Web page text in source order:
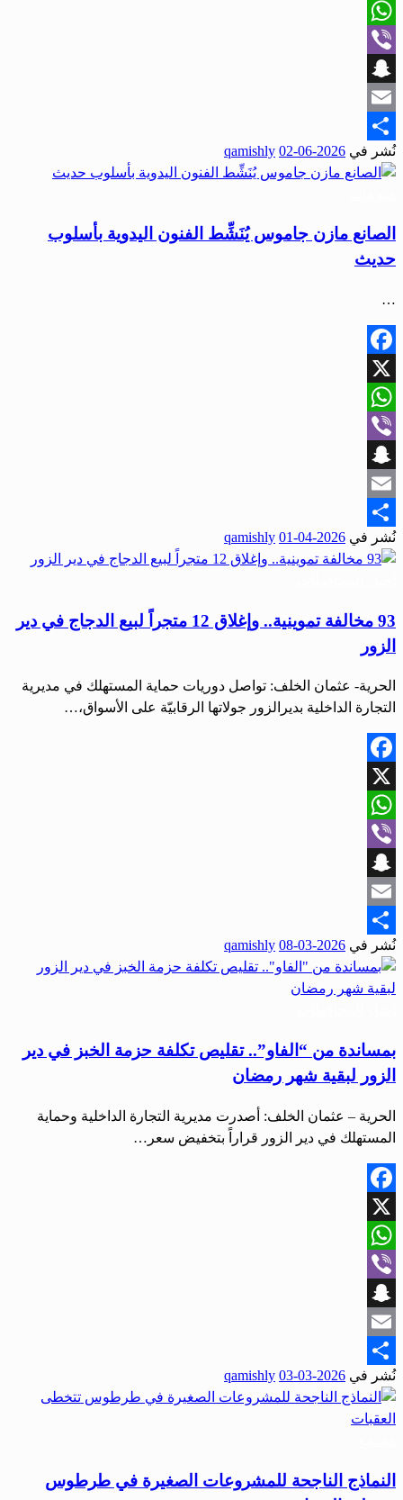
X
WhatsApp
Viber
Snapchat
Email
Share
نُشر في 2026-06-02
qamishly
الصانع مازن جاموس يُنَشِّط الفنون اليدوية بأسلوب
حديث
…
Facebook
X
WhatsApp
Viber
Snapchat
Email
Share
نُشر في 2026-04-01
qamishly
93 مخالفة تموينية.. وإغلاق 12 متجراً لبيع الدجاج في دير
الزور
الحرية- عثمان الخلف: تواصل دوريات حماية المستهلك في مديرية
التجارة الداخلية بديرالزور جولاتها الرقابيّة على الأسواق،…
Facebook
X
WhatsApp
Viber
Snapchat
Email
Share
نُشر في 2026-03-08
qamishly
بمساندة من “الفاو”.. تقليص تكلفة حزمة الخبز في دير
الزور لبقية شهر رمضان
الحرية – عثمان الخلف: أصدرت مديرية التجارة الداخلية وحماية
المستهلك في دير الزور قراراً بتخفيض سعر…
Facebook
X
WhatsApp
Viber
Snapchat
Email
Share
نُشر في 2026-03-03
qamishly
النماذج الناجحة للمشروعات الصغيرة في طرطوس